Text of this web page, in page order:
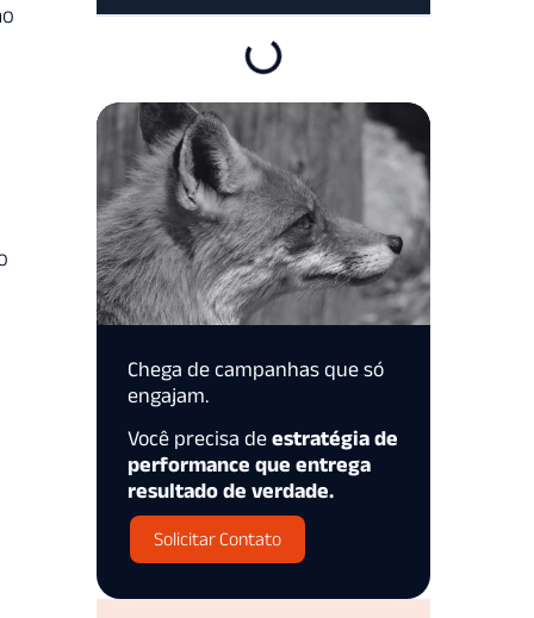
Chega de campanhas que só
engajam.
Você precisa de estratégia de
performance que entrega
resultado de verdade.
Solicitar Contato